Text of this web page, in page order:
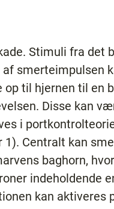
Stimuli fra det
smerteimpulsen
til hjernen til en
Disse kan
i
Centralt kan
baghorn,
indeholdende
kan aktiveres